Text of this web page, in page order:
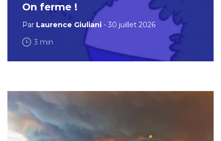
On ferme !
Par Laurence Giuliani - 30 juillet 2026
3 min